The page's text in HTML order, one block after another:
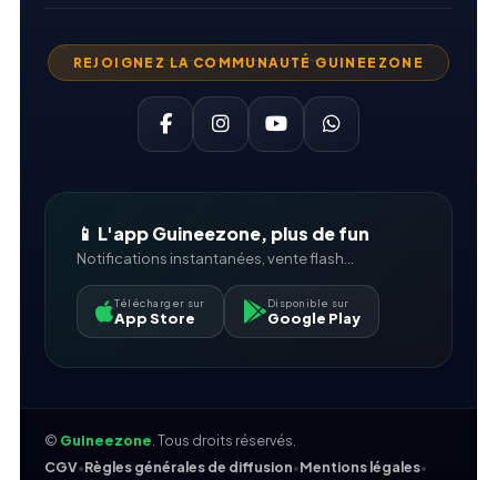
REJOIGNEZ LA COMMUNAUTÉ GUINEEZONE
📱 L'app Guineezone, plus de fun
Notifications instantanées, vente flash...
Télécharger sur
App Store
Disponible sur
Google Play
© Guineezone . Tous droits réservés.
CGV•Règles générales de diffusion•Mentions légales•